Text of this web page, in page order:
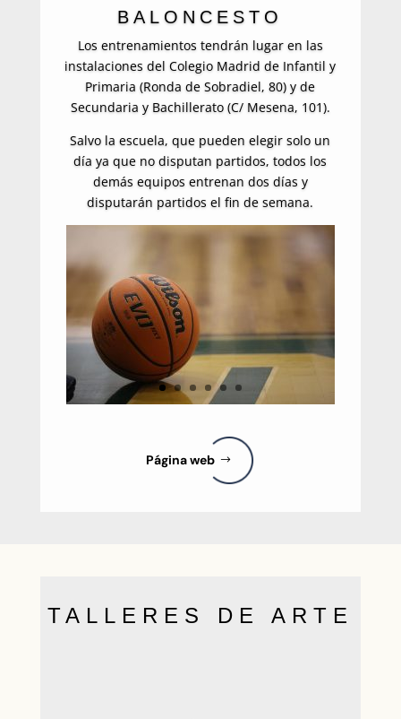
BALONCESTO
Los entrenamientos tendrán lugar en las
instalaciones del Colegio Madrid de Infantil y
Primaria (Ronda de Sobradiel, 80) y de
Secundaria y Bachillerato (C/ Mesena, 101).
Salvo la escuela, que pueden elegir solo un
día ya que no disputan partidos, todos los
demás equipos entrenan dos días y
disputarán partidos el fin de semana.
Página web
TALLERES DE ARTE